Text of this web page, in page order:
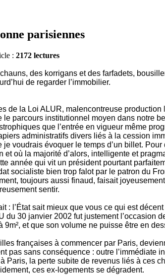
parisiennes
: 2172 lectures
des korrigans et des farfadets,
de regarder l’immobilier.
de la Loi ALUR, malencontreuse
parcours institutionnel moyen dans notre
que l’entrée en vigueur même
administratifs divers liés à la cession
voudrais évoquer le temps d’un billet.
où la majorité d’alors, intelligente et
année qui vit un président pourtant
socialiste bien trop falot par le patron du
toujours aussi finaud, faisait
sentir.
: l’État sait mieux que vous ce qui est
du 30 janvier 2002 fut justement l’occasion
et que son volume ne puisse être en
françaises à commencer par Paris,
pas sans conséquence : outre
Paris, la perte subite de revenus liés à ces
ces ex-logements se dégradent.